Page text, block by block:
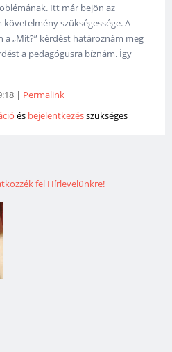
Itt már bejön az
szükségessége. A
„Mit?” kérdést határoznám meg
a pedagógusra bíznám. Így
| Permalink
és bejelentkezésszükséges
fel Hírlevelünkre!